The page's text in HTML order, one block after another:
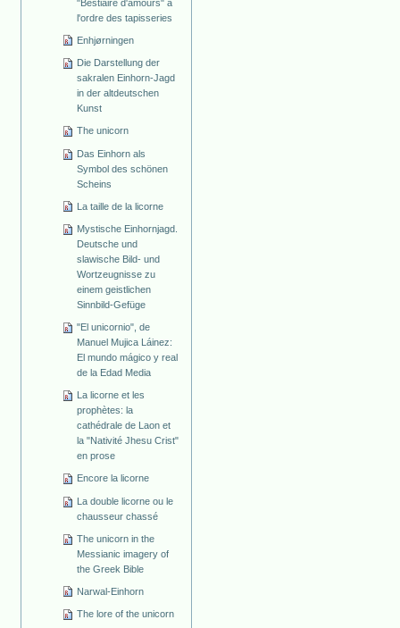
"Bestiaire d'amours" à
l'ordre des tapisseries
Enhjørningen
Die Darstellung der
sakralen Einhorn-Jagd
in der altdeutschen
Kunst
The unicorn
Das Einhorn als
Symbol des schönen
Scheins
La taille de la licorne
Mystische Einhornjagd.
Deutsche und
slawische Bild- und
Wortzeugnisse zu
einem geistlichen
Sinnbild-Gefüge
"El unicornio", de
Manuel Mujica Láinez:
El mundo mágico y real
de la Edad Media
La licorne et les
prophètes: la
cathédrale de Laon et
la "Nativité Jhesu Crist"
en prose
Encore la licorne
La double licorne ou le
chausseur chassé
The unicorn in the
Messianic imagery of
the Greek Bible
Narwal-Einhorn
The lore of the unicorn